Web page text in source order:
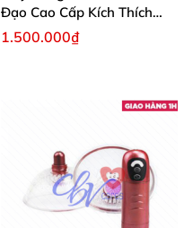
Đạo Cao Cấp Kích Thích
Mạnh Mẽ
1.500.000₫